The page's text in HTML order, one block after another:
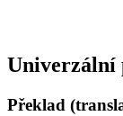
Univerzální
Překlad